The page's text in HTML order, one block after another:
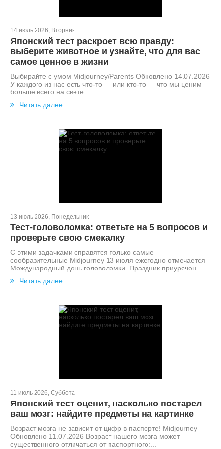
14 июль 2026, Вторник
Японский тест раскроет всю правду:
выберите животное и узнайте, что для вас
самое ценное в жизни
Выбирайте с умом Midjourney/Parents Обновлено 14.07.2026
У каждого из нас есть что-то — или кто-то — что мы ценим
больше всего на свете....
Читать далее
13 июль 2026, Понедельник
Тест-головоломка: ответьте на 5 вопросов и
проверьте свою смекалку
С этими задачками справятся только самые
сообразительные Midjourney 13 июля ежегодно отмечается
Международный день головоломки. Праздник приурочен...
Читать далее
11 июль 2026, Суббота
Японский тест оценит, насколько постарел
ваш мозг: найдите предметы на картинке
Возраст мозга не зависит от цифр в паспорте! Midjourney
Обновлено 11.07.2026 Возраст нашего мозга может
существенного отличаться от паспортного:...